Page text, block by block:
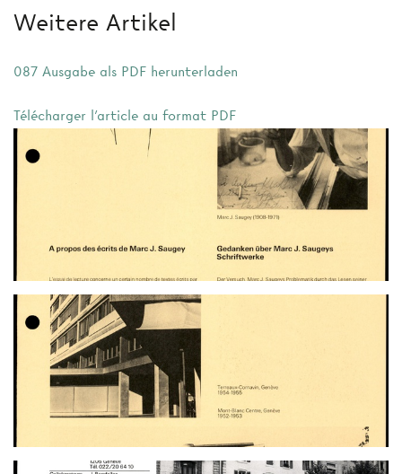
Weitere Artikel
087 Ausgabe als PDF herunterladen
Télécharger l'article au format PDF